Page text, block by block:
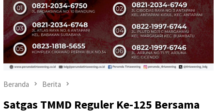
Beranda Berita
Satgas TMMD Reguler Ke-125 Bersama